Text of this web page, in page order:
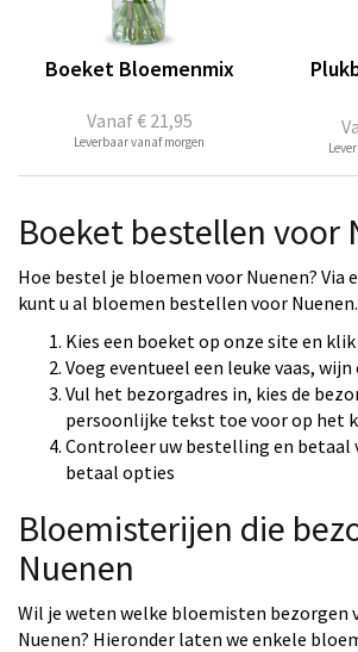
Vanaf€ 21,95
Boeket Bloemenmix
Leverbaar vanaf morgen
Boeket bestellen voor
Hoe bestel je bloemen voor Nuenen? Via
kunt u al bloemen bestellen voor Nuenen.
Kies een boeket op onze site en
Voeg eventueel een leuke vaas,
Vul het bezorgadres in, kies de
persoonlijke tekst toe voor op het
Controleer uw bestelling en betaal
betaal opties
Bloemisterijen die
Nuenen
Wil je weten welke bloemisten bezorgen
Nuenen? Hieronder laten we enkele